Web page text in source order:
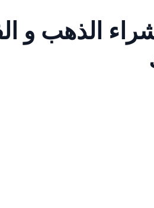
شراء الذهب و